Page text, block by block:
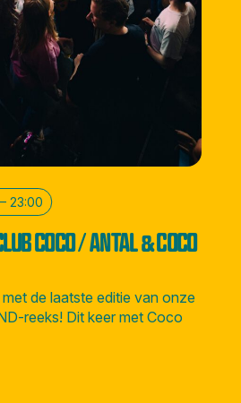
23:00
COCO / ANTAL & COCO
de laatste editie van onze
reeks! Dit keer met Coco